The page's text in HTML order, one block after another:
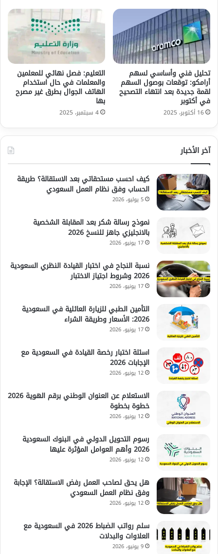
تحليل فني وأساسي لسهم
أرامكو: توقعات بوصول السهم
لقمة جديدة بعد انتهاء التصحيح
في أكتوبر
16 أكتوبر، 2025
التعليم: فصل نهائي للمعلمين
والمعلمات في حال استخدام
الهاتف الجوال بطرق غير مصرح
بها
4 سبتمبر، 2025
آخر الأخبار
كيف احسب مستحقاتي بعد الاستقالة؟ طريقة
الحساب وفق نظام العمل السعودي
5 يوليو، 2026
نموذج رسالة شكر بعد المقابلة الشخصية
بالانجليزي جاهز للنسخ 2026
17 يونيو، 2026
نسبة النجاح في اختبار القيادة النظري السعودية
2026 وشروط اجتياز الاختبار
17 يونيو، 2026
التأمين الطبي للزيارة العائلية في السعودية
2026: الأسعار وطريقة الشراء
17 يونيو، 2026
اسئلة اختبار رخصة القيادة في السعودية مع
الإجابات 2026
12 يونيو، 2026
الاستعلام عن العنوان الوطني برقم الهوية 2026
خطوة بخطوة
12 يونيو، 2026
رسوم التحويل الدولي في البنوك السعودية
2026 وأهم العوامل المؤثرة عليها
12 يونيو، 2026
هل يحق لصاحب العمل رفض الاستقالة؟ الإجابة
وفق نظام العمل السعودي
12 يونيو، 2026
سلم رواتب الضباط 2026 في السعودية مع
العلاوات والبدلات
9 يونيو، 2026